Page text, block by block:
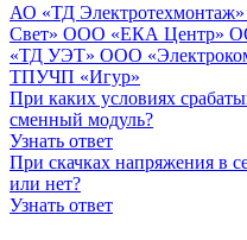
АО «ТД Электротехмонтаж»
Свет» ООО «ЕКА Центр»
«ТД УЭТ» ООО
ТПУЧП «Игур»
При каких условиях
сменный модуль?
Узнать ответ
При скачках напряжения в
или нет?
Узнать ответ